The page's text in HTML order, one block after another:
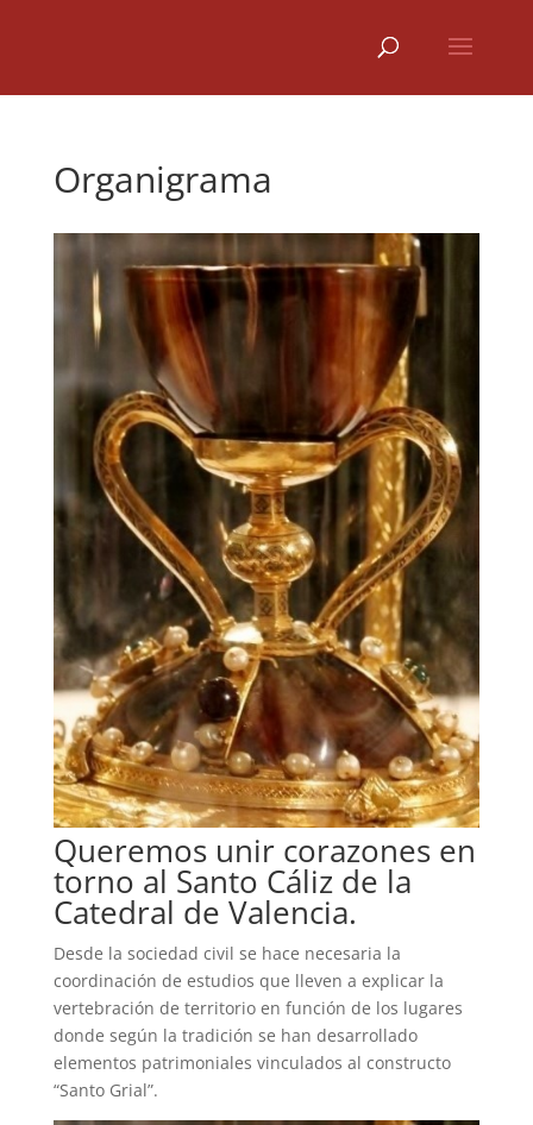
Organigrama
Queremos unir corazones en
torno al Santo Cáliz de la
Catedral de Valencia.
Desde la sociedad civil se hace necesaria la
coordinación de estudios que lleven a explicar la
vertebración de territorio en función de los lugares
donde según la tradición se han desarrollado
elementos patrimoniales vinculados al constructo
“Santo Grial”.